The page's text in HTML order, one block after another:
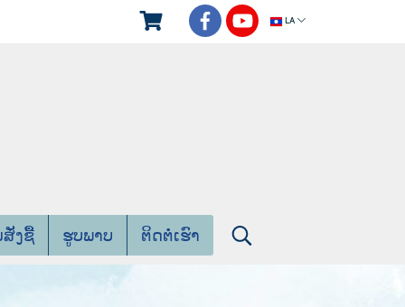
LA
ງຊື້ ຮູບພາບ ຕິດຕໍ່ເຮົາ